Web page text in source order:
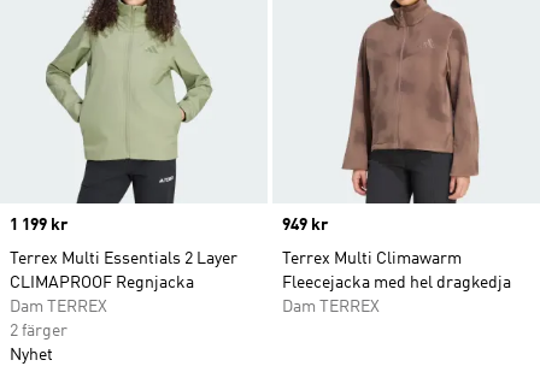
Price
1 199 kr
Terrex Multi Essentials 2 Layer
CLIMAPROOF Regnjacka
Dam TERREX
2 färger
Nyhet
Price
949 kr
Terrex Multi Climawarm
Fleecejacka med hel dragkedja
Dam TERREX